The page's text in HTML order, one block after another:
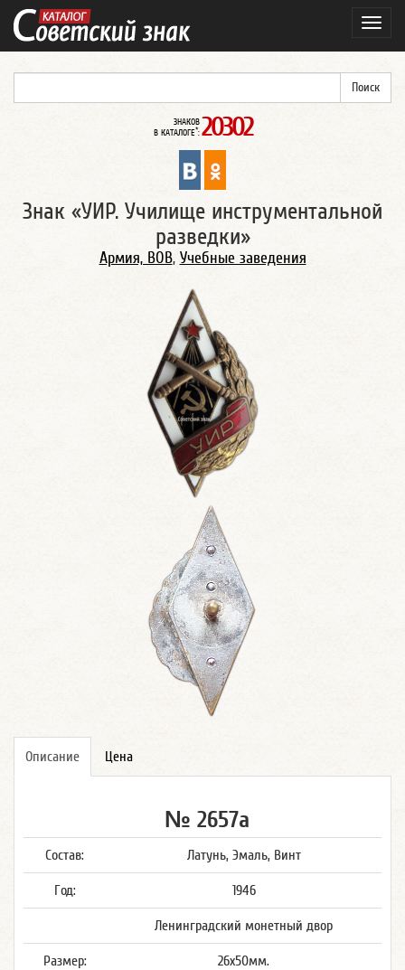
ЗНАКОВ
В КАТАЛОГЕ*: 20302
Знак «УИР. Училище инструментальной
разведки»
Армия, ВОВ, Учебные заведения
Описание Цена
№ 2657а
Состав: Латунь, Эмаль, Винт
Год: 1946
Ленинградский монетный двор
Размер: 26х50мм.